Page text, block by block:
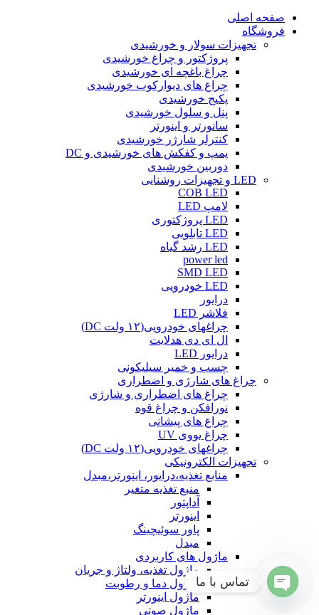
صفحه اصلی
فروشگاه
تجهیزات سولار و خورشیدی
پروژکتور و چراغ خورشیدی
چراغ باغچه ای خورشیدی
چراغ های دیوارکوب خورشیدی
پکیج خورشیدی
پنل و سلول خورشیدی
سانورتر و اینورتر
کنترلر شارژر خورشیدی
پمپ و کفکش های خورشیدی و DC
دوربین خورشیدی
LED و تجهیزات روشنایی
COB LED
لامپ LED
LED پروژکتوری
LED تابلویی
LED رشد گیاه
power led
SMD LED
LED خودرویی
درایور
فلاشر LED
چراغهای خودرویی(۱۲ ولت DC)
ال ای دی هدلایت
درایور LED
چسب و خمیر سیلیکونی
چراغ های شارژی و اضطراری
چراغ های اضطراری و شارژی
نورافکن و چراغ قوه
چراغ های پیشانی
چراغ یووی UV
چراغهای خودرویی(۱۲ ولت DC)
تجهیزات الکترونیکی
منابع تغذیه،درایور، اینورتر،مبدل
منبع تغذیه متغیر
آداپتور
اینورتر
پاور سوئیچینگ
مبدل
ماژول های کاربردی
ماژول تغذیه، ولتاژ و جریان
ماژول دما و رطوبت
ماژول اینورتر
ماژول صوتی
تماس با ما